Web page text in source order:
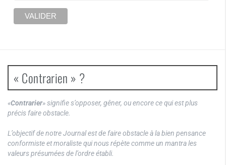
« Contrarien » ?
«Contrarier» signifie s’opposer, gêner, ou encore ce qui est plus
précis faire obstacle.
L’objectif de notre Journal est de faire obstacle à la bien pensance
conformiste et moraliste qui nous répète comme un mantra les
valeurs présumées de l’ordre établi.